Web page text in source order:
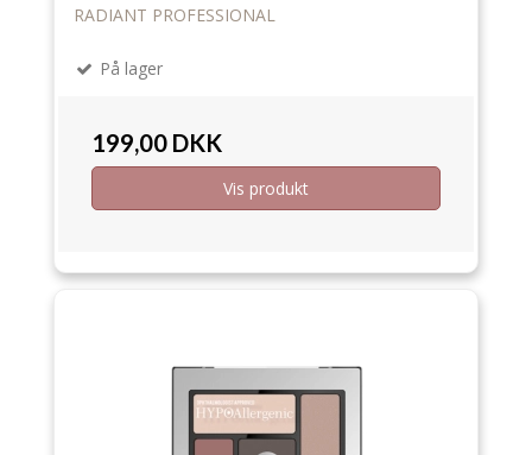
RADIANT PROFESSIONAL
På lager
199,00 DKK
Vis produkt